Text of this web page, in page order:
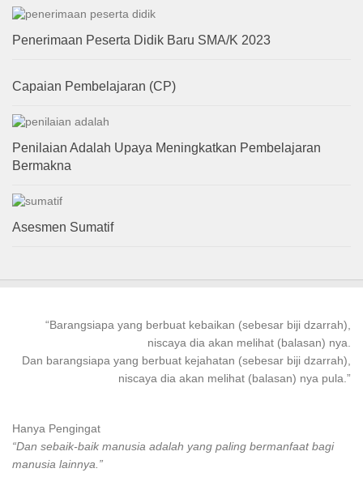
Penerimaan Peserta Didik Baru SMA/K 2023
Capaian Pembelajaran (CP)
Penilaian Adalah Upaya Meningkatkan Pembelajaran
Bermakna
Asesmen Sumatif
“Barangsiapa yang berbuat kebaikan (sebesar biji dzarrah),
niscaya dia akan melihat (balasan) nya.
Dan barangsiapa yang berbuat kejahatan (sebesar biji dzarrah),
niscaya dia akan melihat (balasan) nya pula.”
Hanya Pengingat
“Dan sebaik-baik manusia adalah yang paling bermanfaat bagi
manusia lainnya.”